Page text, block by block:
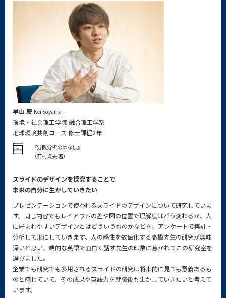
早山 慶 Kei Soyama
環境・社会理工学院 融合理工学系
地球環境共創コース 修士課程2年
『分散分析のはなし』
（石村貞夫 著）
スライドのデザインを探究することで
未来の自分に生かしていきたい
プレゼンテーションで使われるスライドのデザインについて研究していま
す。同じ内容でもレイアウトの差や図の位置で理解度はどう変わるか、人
に好まれやすいデザインとはどういうものかなどを、アンケートで集計・
分析して形にしていきます。人の感性を数値化する高橋先生の研究が興味
深いと思い、端的な英語で面白く話す先生の印象に惹かれてこの研究室を
選びました。
企業でも研究でも多用されるスライドの研究は将来的に見ても意義あるも
のと感じていて、その成果や英語力を就職後も生かしていきたいと考えて
います。